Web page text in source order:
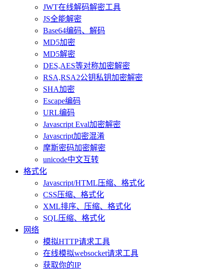
JWT在线解码解密工具
JS全能解密
Base64编码、解码
MD5加密
MD5解密
DES,AES等对称加密解密
RSA,RSA2公钥私钥加密解密
SHA加密
Escape编码
URL编码
Javascript Eval加密解密
Javascript加密混淆
摩斯密码加密解密
unicode中文互转
格式化
Javascript/HTML压缩、格式化
CSS压缩、格式化
XML排序、压缩、格式化
SQL压缩、格式化
网络
模拟HTTP请求工具
在线模拟websocket请求工具
获取你的IP